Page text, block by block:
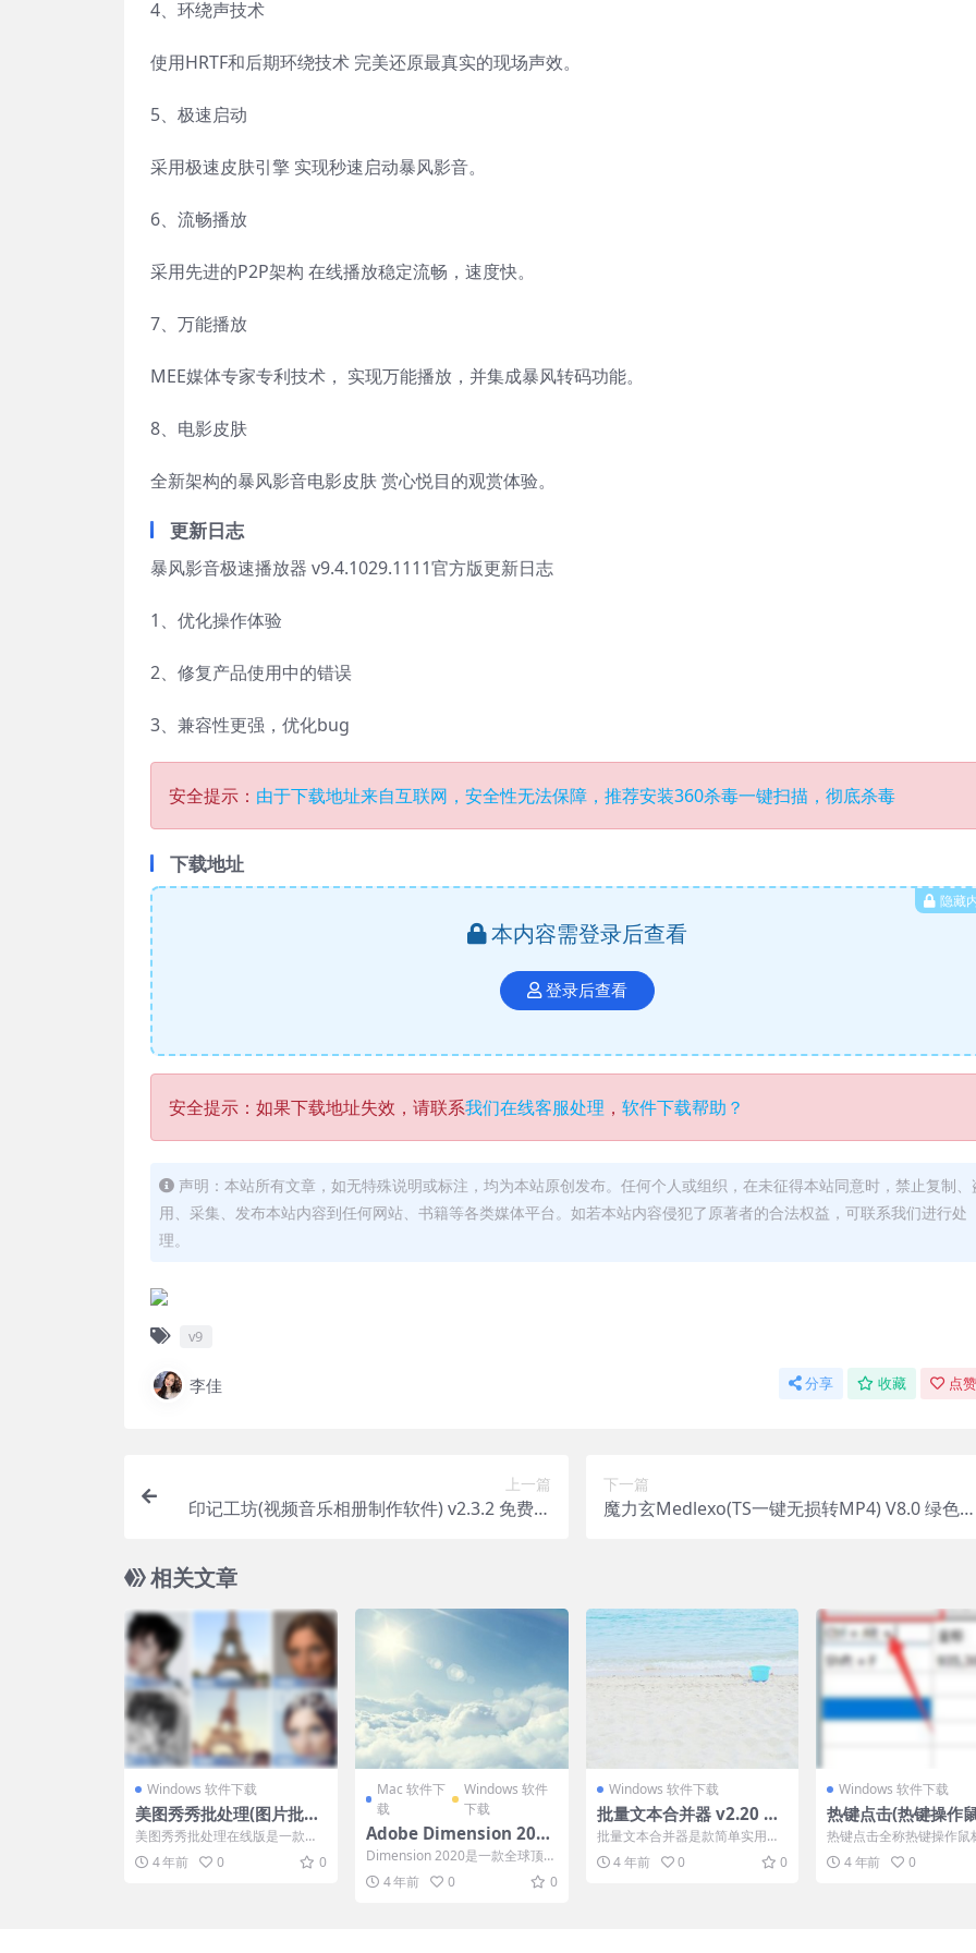
4、环绕声技术
使用HRTF和后期环绕技术 完美还原最真实的现场声效。
5、极速启动
采用极速皮肤引擎 实现秒速启动暴风影音。
6、流畅播放
采用先进的P2P架构 在线播放稳定流畅，速度快。
7、万能播放
MEE媒体专家专利技术， 实现万能播放，并集成暴风转码功能。
8、电影皮肤
全新架构的暴风影音电影皮肤 赏心悦目的观赏体验。
更新日志
暴风影音极速播放器 v9.4.1029.1111官方版更新日志
1、优化操作体验
2、修复产品使用中的错误
3、兼容性更强，优化bug
安全提示： 由于下载地址来自互联网，安全性无法保障，推荐安装360杀毒一键扫描，彻底杀毒
下载地址
隐藏
本内容需登录后查看
登录后查看
安全提示：如果下载地址失效，请联系我们在线客服处理 ， 软件下载帮助？
声明：本站所有文章，如无特殊说明或标注，均为本站原创发布。任何个人或组织，在未征得本站同意时，禁止复制、
用、采集、发布本站内容到任何网站、书籍等各类媒体平台。如若本站内容侵犯了原著者的合法权益，可联系我们进行处
理。
v9
李佳 分享 收藏 点
上一篇
印记工坊(视频音乐相册制作软件) v2.3.2 免费安
下一篇
魔力玄Medlexo(TS一键无损转MP4) V8.0 绿色便
相关文章
Windows 软件下载
美图秀秀批处理(图片批量
编辑软件) v2.1.2.0 中文免
费安装版
美图秀秀批处理在线版是一款可
以帮助用户在线进行批量处理图
片进行美化的处理软件工具...
4 年前 0 0
Mac 软件下
载
Windows 软件
下载
Adobe Dimension 2020
for Mac(dn 2020直装版)
v3.4.1 中文破解版(仅支持
M1)
Dimension 2020是一款全球顶尖
的3D模型设计辅助工具，同时也
是由知名...
4 年前 0 0
Windows 软件下载
批量文本合并器 v2.20 免
费安装版
批量文本合并器是款简单实用的
文本文件合并软件。它可以帮助
用户将大批量的文本文件快...
4 年前 0 0
Windows 软件下载
热键点击(热键操作
动点击软件) v1.0
色版
热键点击全称热键操作鼠
点击，是一个用TC写的
序，可设置热键移动鼠标
4 年前 0